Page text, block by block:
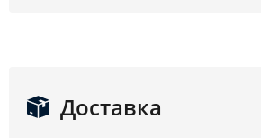
Доставка